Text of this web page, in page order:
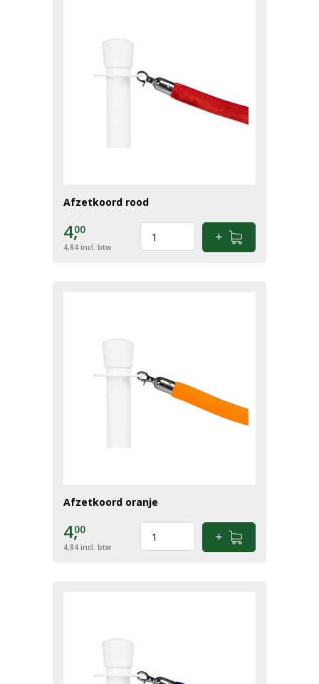
Afzetkoord rood
4,00
4,84 incl. btw
Afzetkoord oranje
4,00
4,84 incl. btw